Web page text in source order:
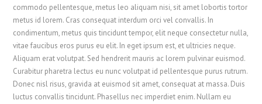
commodo pellentesque, metus leo aliquam nisi, sit amet lobortis tortor
metus id lorem. Cras consequat interdum orci vel convallis. In
condimentum, metus quis tincidunt tempor, elit neque consectetur nulla,
vitae faucibus eros purus eu elit. In eget ipsum est, et ultricies neque.
Aliquam erat volutpat. Sed hendrerit mauris ac lorem pulvinar euismod.
Curabitur pharetra lectus eu nunc volutpat id pellentesque purus rutrum.
Donec nisl risus, gravida at euismod sit amet, consequat at massa. Duis
luctus convallis tincidunt. Phasellus nec imperdiet enim. Nullam eu